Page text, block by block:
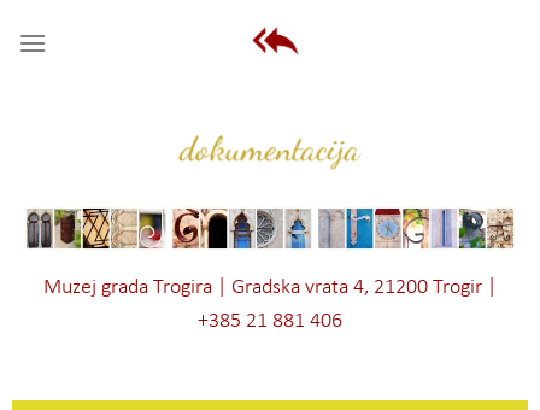
dokumentacija
Muzej grada Trogira | Gradska vrata 4, 21200 Trogir |
+385 21 881 406